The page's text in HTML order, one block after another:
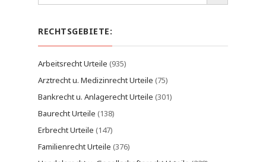
RECHTSGEBIETE:
Arbeitsrecht Urteile (935)
Arztrecht u. Medizinrecht Urteile (75)
Bankrecht u. Anlagerecht Urteile (301)
Baurecht Urteile (138)
Erbrecht Urteile (147)
Familienrecht Urteile (376)